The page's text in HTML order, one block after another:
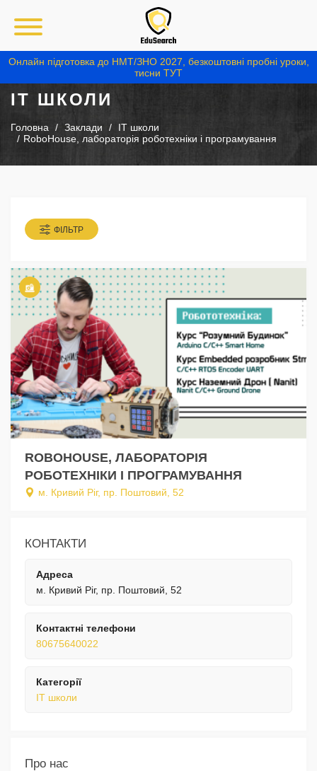
Онлайн підготовка до НМТ/ЗНО 2027, безкоштовні пробні уроки,
тисни ТУТ
IT ШКОЛИ
Головна Заклади
IT школи
RoboHouse, лабораторія роботехніки і програмування
ФІЛЬТР
ROBOHOUSE, ЛАБОРАТОРІЯ
РОБОТЕХНІКИ І ПРОГРАМУВАННЯ
м. Кривий Ріг, пр. Поштовий, 52
КОНТАКТИ
Адреса
м. Кривий Ріг, пр. Поштовий, 52
Контактні телефони
80675640022
Категорії
IT школи
Про нас